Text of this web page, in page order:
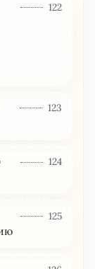
122
123
124
125